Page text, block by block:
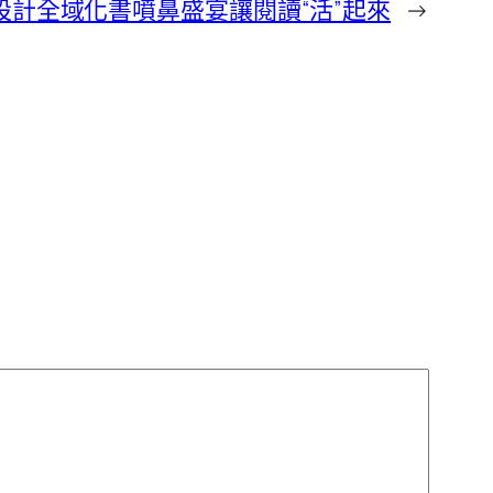
計全域化書噴鼻盛宴讓閱讀“活”起來 →